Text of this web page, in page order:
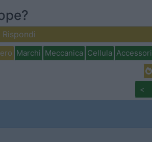
Rispondi
Marchi Meccanica Cellula Accessori
<